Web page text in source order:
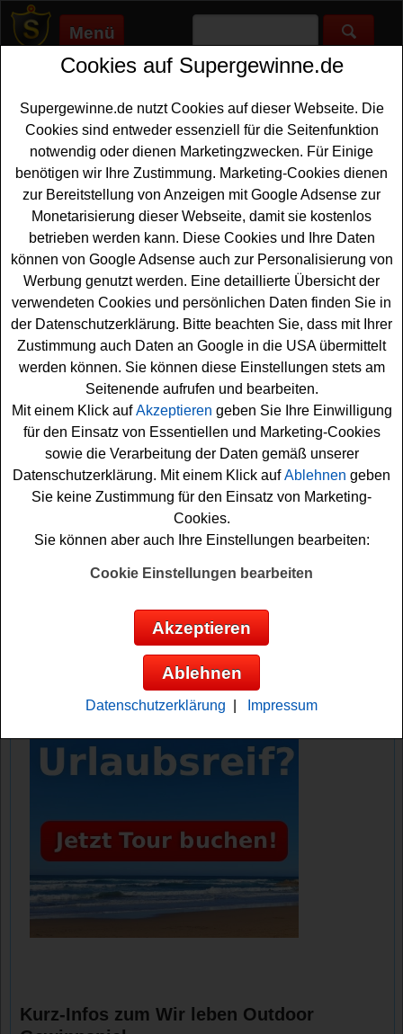
Menü
Supergewinne.de>Gewinnspiele>Sonstige Gewinnspiele
Anzeige:
Anzeige:
Wir leben Outdoor Gewinnspiel -
Playmobil gewinnen
Wer gern cooles Plaympbil gewinnen möchte, sollte bei
diesem kostenlosen Wir leben Outdoor Gewinnspiel
mitmachen. Verlost werden fünf schöne Sets der neuen
Schwarzwald Marie und Hannes - und Sie können
diesesPlaymobil gewinnen . Zusätzlich warten sowie
fünfmal zwei Tickets für die Playmobil Sonderausstellung
in der Eislaufhalle Baiersbronn auf glückliche Gewinner.
Falls Sie an dem Wie leben Outdoor Gewinnspiel
kostenlos teilnehmen möchten, müssen Sie nur kurz das
kleine Formular ausfüllen. Denn nur so können Sie sich
Ihre Gewinnchance sichern. Vielleicht klappt es ja mit
Wir leben Outdoor verlost 5x Playmobil
Anzeige:
Kurz-Infos zum Wir leben Outdoor
Cookies auf Supergewinne.de
Supergewinne.de nutzt Cookies auf dieser Webseite. Die
Cookies sind entweder essenziell für die Seitenfunktion
notwendig oder dienen Marketingzwecken. Für Einige
benötigen wir Ihre Zustimmung. Marketing-Cookies dienen
zur Bereitstellung von Anzeigen mit Google Adsense zur
Monetarisierung dieser Webseite, damit sie kostenlos
betrieben werden kann. Diese Cookies und Ihre Daten
können von Google Adsense auch zur Personalisierung von
Werbung genutzt werden. Eine detaillierte Übersicht der
verwendeten Cookies und persönlichen Daten finden Sie in
der Datenschutzerklärung. Bitte beachten Sie, dass mit Ihrer
Zustimmung auch Daten an Google in die USA übermittelt
werden können. Sie können diese Einstellungen stets am
Seitenende aufrufen und bearbeiten.
Mit einem Klick aufAkzeptieren geben Sie Ihre Einwilligung
für den Einsatz von Essentiellen und Marketing-Cookies
sowie die Verarbeitung der Daten gemäß unserer
Datenschutzerklärung. Mit einem Klick aufAblehnen geben
Sie keine Zustimmung für den Einsatz von Marketing-
Cookies.
Sie können aber auch Ihre Einstellungen bearbeiten:
Cookie Einstellungen bearbeiten
Akzeptieren
Ablehnen
Datenschutzerklärung Impressum